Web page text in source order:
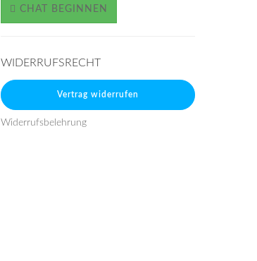
CHAT BEGINNEN
WIDERRUFSRECHT
Vertrag widerrufen
Widerrufsbelehrung